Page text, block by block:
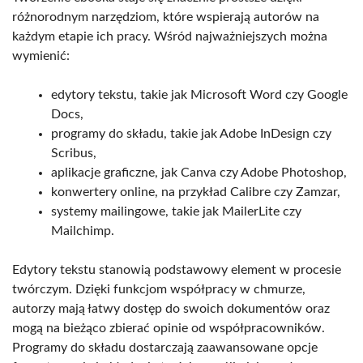
różnorodnym narzędziom, które wspierają autorów na
każdym etapie ich pracy. Wśród najważniejszych można
wymienić:
edytory tekstu, takie jak Microsoft Word czy Google
Docs,
programy do składu, takie jak Adobe InDesign czy
Scribus,
aplikacje graficzne, jak Canva czy Adobe Photoshop,
konwertery online, na przykład Calibre czy Zamzar,
systemy mailingowe, takie jak MailerLite czy
Mailchimp.
Edytory tekstu stanowią podstawowy element w procesie
twórczym. Dzięki funkcjom współpracy w chmurze,
autorzy mają łatwy dostęp do swoich dokumentów oraz
mogą na bieżąco zbierać opinie od współpracowników.
Programy do składu dostarczają zaawansowane opcje